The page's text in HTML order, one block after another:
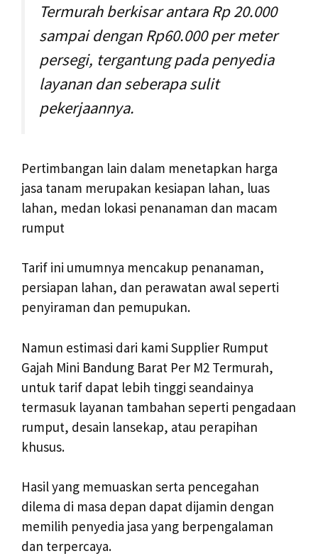
Termurah berkisar antara Rp 20.000
sampai dengan Rp60.000 per meter
persegi, tergantung pada penyedia
layanan dan seberapa sulit
pekerjaannya.
Pertimbangan lain dalam menetapkan harga
jasa tanam merupakan kesiapan lahan, luas
lahan, medan lokasi penanaman dan macam
rumput
Tarif ini umumnya mencakup penanaman,
persiapan lahan, dan perawatan awal seperti
penyiraman dan pemupukan.
Namun estimasi dari kami Supplier Rumput
Gajah Mini Bandung Barat Per M2 Termurah,
untuk tarif dapat lebih tinggi seandainya
termasuk layanan tambahan seperti pengadaan
rumput, desain lansekap, atau perapihan
khusus.
Hasil yang memuaskan serta pencegahan
dilema di masa depan dapat dijamin dengan
memilih penyedia jasa yang berpengalaman
dan terpercaya.